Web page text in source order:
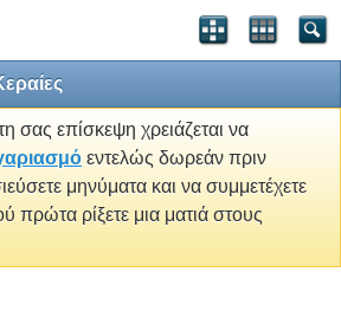
σας επίσκεψη χρειάζεται να
εντελώς δωρεάν πριν
μηνύματα και να συμμετέχετε
πρώτα ρίξετε μια ματιά στους